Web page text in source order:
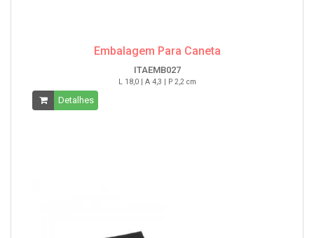
Embalagem Para Caneta
ITAEMB027
L 18,0 | A 4,3 | P 2,2 cm
Detalhes